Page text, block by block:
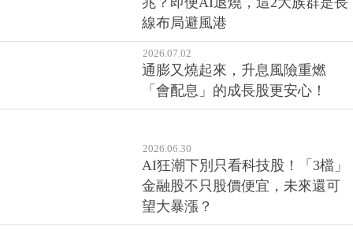
線布局避風港
2026.07.02
通膨又燒起來，升息風險重燃
「會配息」的成長股更安心！
2026.06.30
AI狂潮下別只看科技股！「3檔」
金融股不只股價便宜，未來還可
望大暴漲？